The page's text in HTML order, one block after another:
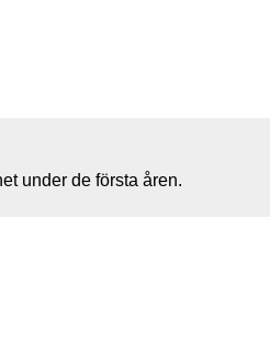
under de första åren.